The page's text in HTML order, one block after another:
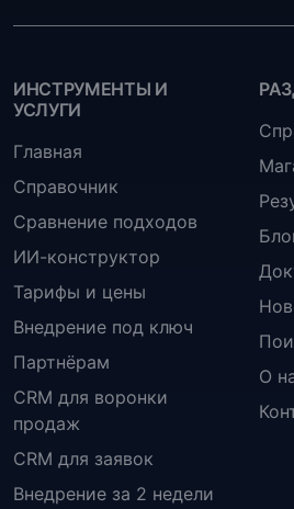
ИНСТРУМЕНТЫ И
УСЛУГИ
Главная
Справочник
Сравнение подходов
ИИ-конструктор
Тарифы и цены
Внедрение под ключ
Партнёрам
CRM для воронки
продаж
CRM для заявок
Внедрение за 2 недели
О